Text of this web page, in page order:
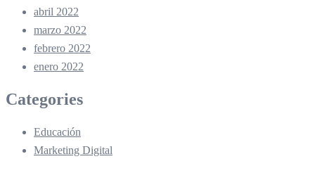
abril 2022
marzo 2022
febrero 2022
enero 2022
Categories
Educación
Marketing Digital